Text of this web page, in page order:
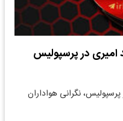
امیری در پرسپولیس
نگرانی هواداران